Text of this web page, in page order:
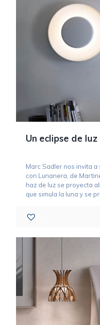
Un eclipse de luz
Marc Sadler nos invita
con Lunanera, de
haz de luz se proyecta
que simula la luna y se